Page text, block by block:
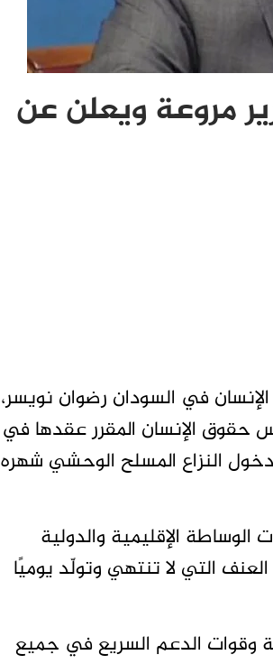
مروعة ويعلن عن
في السودان رضوان نويسر،
في فبراير 2024 قبل الدورة الـ55 لمجلس حقوق الإنسان المقرر عقدها في
النزاع المسلح الوحشي شهره
الإقليمية والدولية
التي لا تنتهي وتولّد يوميًا
وقوات الدعم السريع في جميع